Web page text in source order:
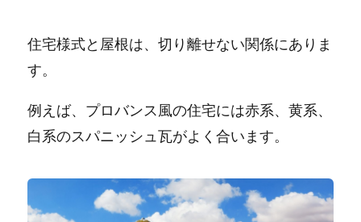
住宅様式と屋根は、切り離せない関係にありま
す。
例えば、プロバンス風の住宅には赤系、黄系、
白系のスパニッシュ瓦がよく合います。